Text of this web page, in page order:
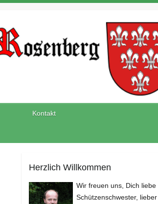
Kontakt
Herzlich Willkommen
Wir freuen uns, Dich liebe
Schützenschwester, lieber